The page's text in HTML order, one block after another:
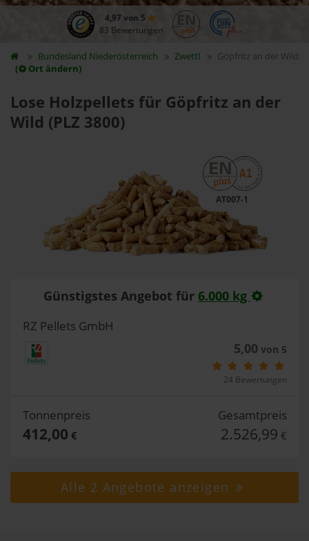
4,97 von 5
83 Bewertungen
Bundesland Niederösterreich Zwettl
Göpfritz an der Wild
(
Ort ändern)
Lose Holzpellets für Göpfritz an der
Wild (PLZ 3800)
AT007-1
Günstigstes Angebot für 6.000 kg
RZ Pellets GmbH
5,00 von 5
24 Bewertungen
Tonnenpreis
412,00 €
Gesamtpreis
2.526,99 €
Alle 2 Angebote anzeigen